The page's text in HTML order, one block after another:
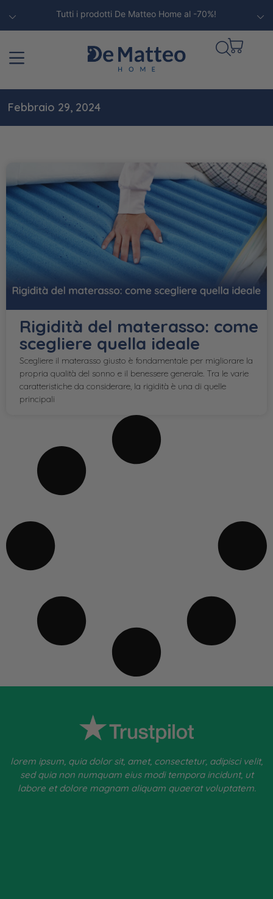
Tutti i prodotti De Matteo Home al -70%!
Febbraio 29, 2024
Rigidità del materasso: come
scegliere quella ideale
Scegliere il materasso giusto è fondamentale per migliorare la
propria qualità del sonno e il benessere generale. Tra le varie
caratteristiche da considerare, la rigidità è una di quelle
principali
lorem ipsum, quia dolor sit, amet, consectetur, adipisci velit,
sed quia non numquam eius modi tempora incidunt, ut
labore et dolore magnam aliquam quaerat voluptatem.